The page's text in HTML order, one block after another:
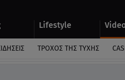
Lifestyle
ΤΡΟΧΌΣ ΤΗΣ ΤΎΧΗΣ